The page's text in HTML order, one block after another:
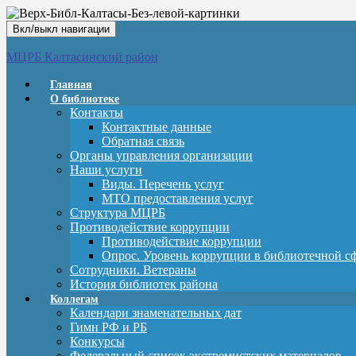
Вкл/выкл навигации
МЦРБ Калтасинский район
Главная
О библиотеке
Контакты
Контактные данные
Обратная связь
Органы управления организации
Наши услуги
Виды. Перечень услуг
МТО предоставления услуг
Структура МЦРБ
Противодействие коррупции
Противодействие коррупции
Опрос. Уровень коррупции в библиотечной
Сотрудники. Ветераны
История библиотек района
Коллегам
Календари знаменательных дат
Гимн РФ и РБ
Конкурсы